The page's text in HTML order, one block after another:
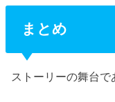
まとめ
ストーリーの舞台で